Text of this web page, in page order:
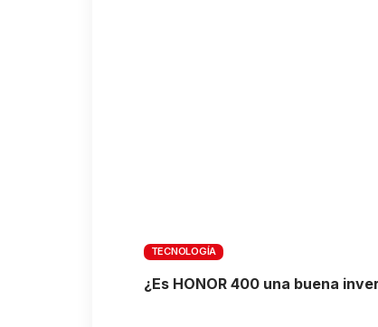
TECNOLOGÍA
¿Es HONOR 400 una buena